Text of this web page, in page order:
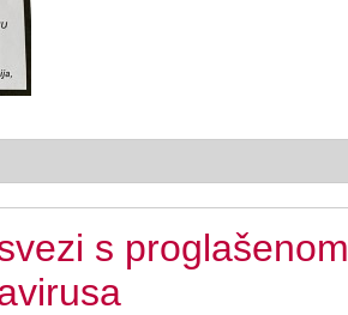
s proglašenom